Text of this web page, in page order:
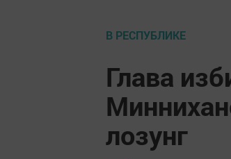
В РЕСПУБЛИКЕ
Глава
лозунг